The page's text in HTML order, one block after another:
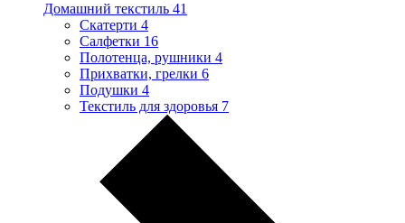
Домашний текстиль 41
Скатерти 4
Салфетки 16
Полотенца, рушники 4
Прихватки, грелки 6
Подушки 4
Текстиль для здоровья 7